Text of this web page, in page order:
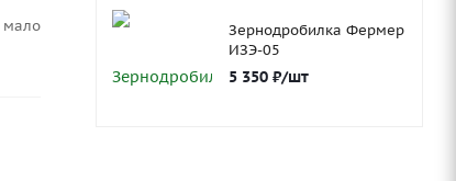
Мало
Зернодробилка Фермер
ИЗЭ-05
5 350₽/шт